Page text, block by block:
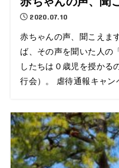
2020.07.10
赤ちゃんの声、聞こえ
ば、その声を聞いた人の
したちは０歳児を授かる
行会）。 虐待通報キャ